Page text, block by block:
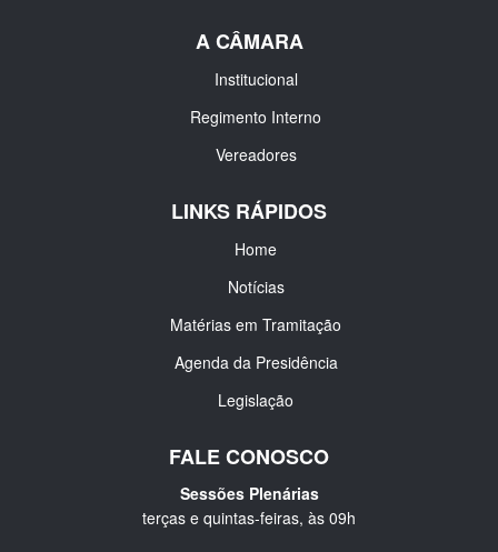
A CÂMARA
Institucional
Regimento Interno
Vereadores
LINKS RÁPIDOS
Home
Notícias
Matérias em Tramitação
Agenda da Presidência
Legislação
FALE CONOSCO
Sessões Plenárias
terças e quintas-feiras, às 09h